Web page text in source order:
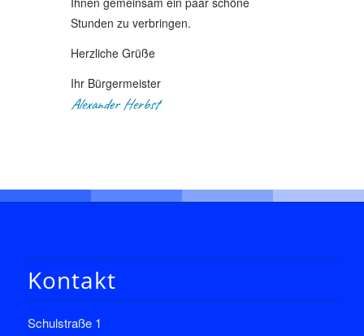
Stunden zu verbringen.
Herzliche Grüße
Ihr Bürgermeister
Alexander Herbst
Kontakt
Schulstraße 1